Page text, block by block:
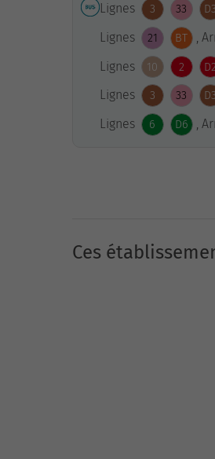
Lignes 3 33 D3
Lignes
21 BT
,
Lignes
10 2 D2
Lignes
3 33 D3
Lignes
6 D6 ,
Ces